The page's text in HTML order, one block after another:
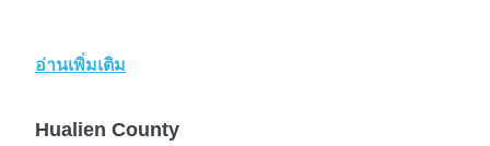
อ่านเพิ่มเติม
Hualien County